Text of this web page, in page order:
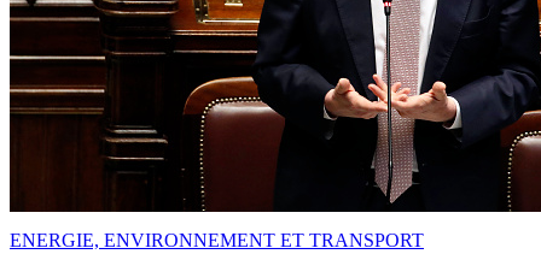
ENERGIE, ENVIRONNEMENT ET TRANSPORT